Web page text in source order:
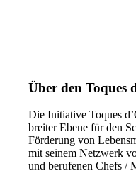
Über den Toques
Die Initiative Toques
breiter Ebene für den
Förderung von
mit seinem Netzwerk
und berufenen Chefs /